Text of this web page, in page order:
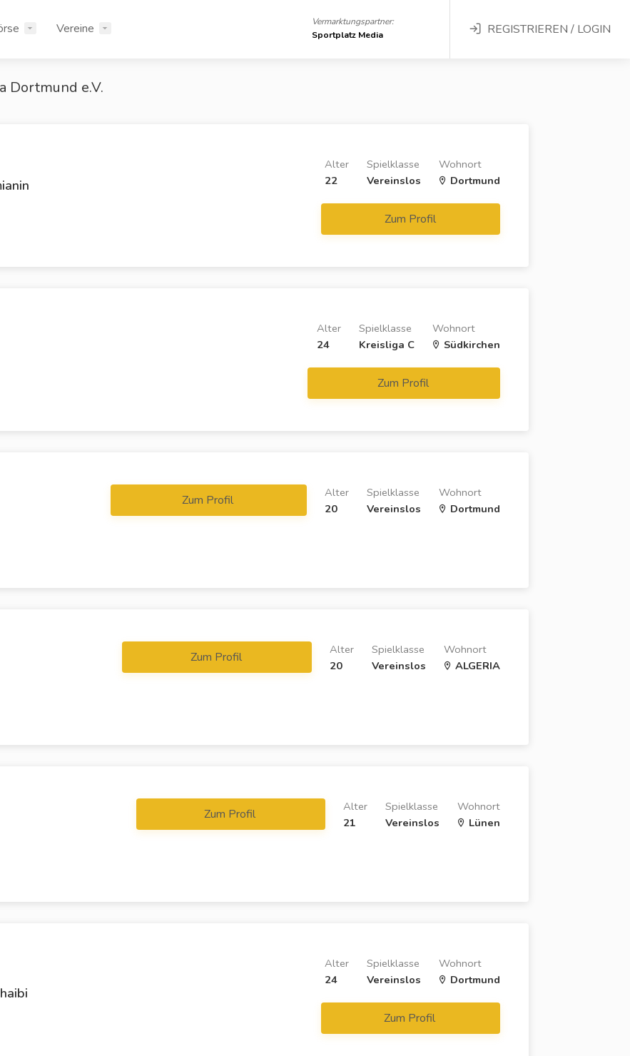
Vereine
Vermarktungspartner:
Sportplatz Media
REGISTRIEREN / LOGIN
Dortmund e.V.
Wohnort
Dortmund
Spielklasse
Vereinslos
Alter
22
Zum Profil
Wohnort
Südkirchen
Spielklasse
Kreisliga C
Alter
24
Zum Profil
Wohnort
Dortmund
Spielklasse
Vereinslos
Alter
20
Zum Profil
Wohnort
ALGERIA
Spielklasse
Vereinslos
Alter
20
Zum Profil
Wohnort
Lünen
Spielklasse
Vereinslos
Alter
21
Zum Profil
Wohnort
Dortmund
Spielklasse
Vereinslos
Alter
24
Zum Profil